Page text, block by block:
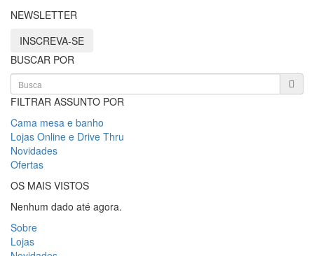
NEWSLETTER
INSCREVA-SE
BUSCAR POR
FILTRAR ASSUNTO POR
Cama mesa e banho
Lojas Online e Drive Thru
Novidades
Ofertas
OS MAIS VISTOS
Nenhum dado até agora.
Sobre
Lojas